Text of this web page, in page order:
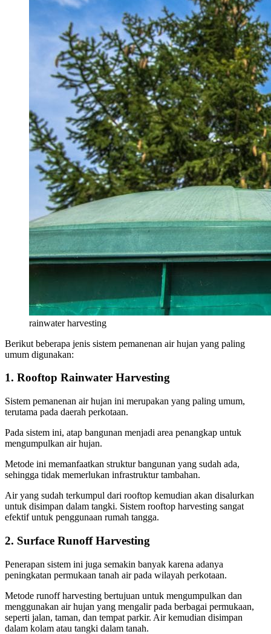
rainwater harvesting
Berikut beberapa jenis sistem pemanenan air hujan yang paling
umum digunakan:
1. Rooftop Rainwater Harvesting
Sistem pemanenan air hujan ini merupakan yang paling umum,
terutama pada daerah perkotaan.
Pada sistem ini, atap bangunan menjadi area penangkap untuk
mengumpulkan air hujan.
Metode ini memanfaatkan struktur bangunan yang sudah ada,
sehingga tidak memerlukan infrastruktur tambahan.
Air yang sudah terkumpul dari rooftop kemudian akan disalurkan
untuk disimpan dalam tangki. Sistem rooftop harvesting sangat
efektif untuk penggunaan rumah tangga.
2. Surface Runoff Harvesting
Penerapan sistem ini juga semakin banyak karena adanya
peningkatan permukaan tanah air pada wilayah perkotaan.
Metode runoff harvesting bertujuan untuk mengumpulkan dan
menggunakan air hujan yang mengalir pada berbagai permukaan,
seperti jalan, taman, dan tempat parkir. Air kemudian disimpan
dalam kolam atau tangki dalam tanah.